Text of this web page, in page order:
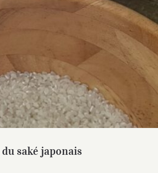
vivantes du saké japonais
saké japonais